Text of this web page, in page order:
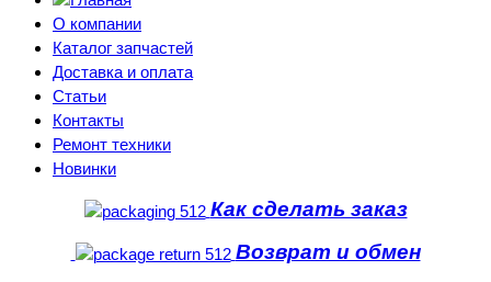
О компании
Каталог запчастей
Доставка и оплата
Статьи
Контакты
Ремонт техники
Новинки
Как сделать заказ
Возврат и обмен